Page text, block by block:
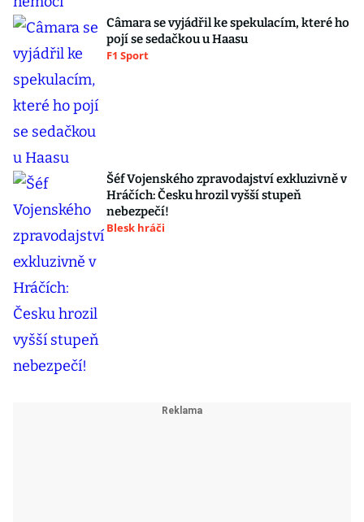
Câmara se vyjádřil ke spekulacím, které ho
pojí se sedačkou u Haasu
F1 Sport
Šéf Vojenského zpravodajství exkluzivně v
Hráčích: Česku hrozil vyšší stupeň
nebezpečí!
Blesk hráči